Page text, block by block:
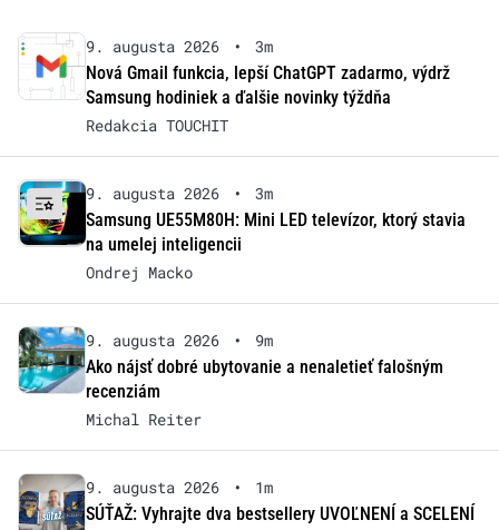
9. augusta 2026 •
3m
Nová Gmail funkcia, lepší ChatGPT zadarmo, výdrž
Samsung hodiniek a ďalšie novinky týždňa
Redakcia TOUCHIT
9. augusta 2026 •
3m
Samsung UE55M80H: Mini LED televízor, ktorý stavia
na umelej inteligencii
Ondrej Macko
9. augusta 2026 •
9m
Ako nájsť dobré ubytovanie a nenaletieť falošným
recenziám
Michal Reiter
9. augusta 2026 •
1m
SÚŤAŽ: Vyhrajte dva bestsellery UVOĽNENÍ a SCELENÍ